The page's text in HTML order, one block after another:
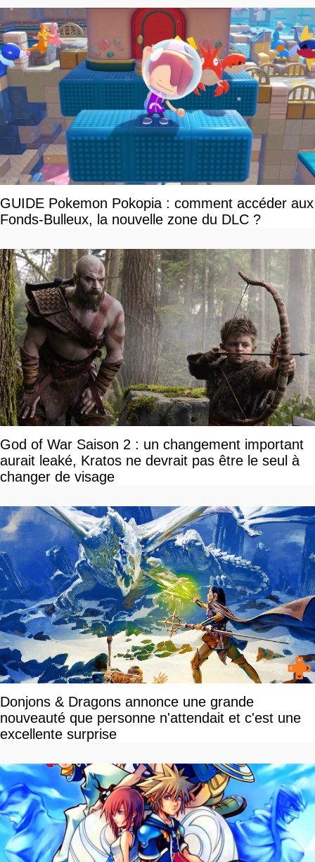
GUIDE Pokemon Pokopia : comment accéder aux
Fonds-Bulleux, la nouvelle zone du DLC ?
God of War Saison 2 : un changement important
aurait leaké, Kratos ne devrait pas être le seul à
changer de visage
Donjons & Dragons annonce une grande
nouveauté que personne n'attendait et c'est une
excellente surprise